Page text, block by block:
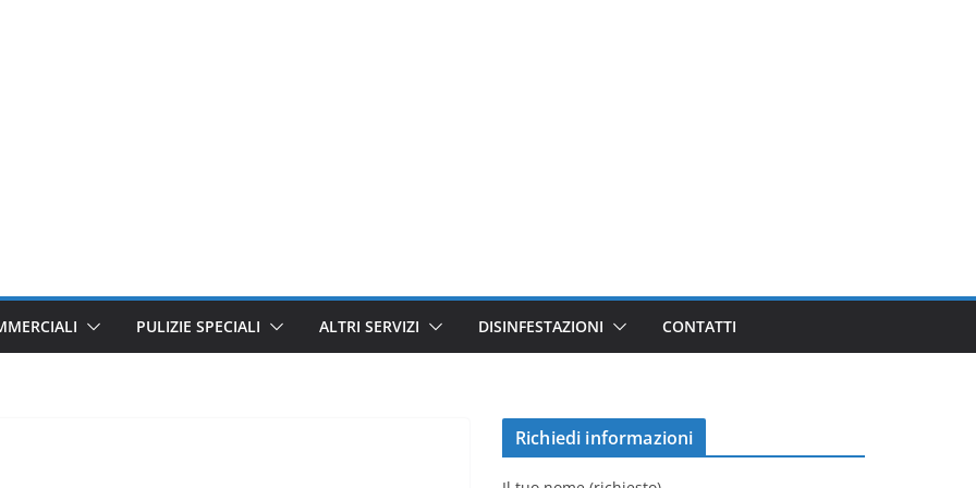
PULIZIE SPECIALI ALTRI SERVIZI DISINFESTAZIONI CONTATTI
Richiedi informazioni